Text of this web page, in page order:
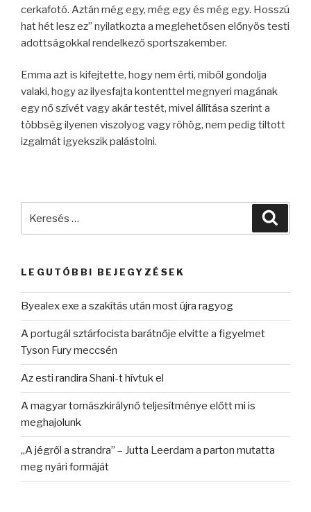
cerkafotó. Aztán még egy, még egy és még egy. Hosszú
hat hét lesz ez” nyilatkozta a meglehetősen előnyös testi
adottságokkal rendelkező sportszakember.
Emma azt is kifejtette, hogy nem érti, miből gondolja
valaki, hogy az ilyesfajta kontenttel megnyeri magának
egy nő szívét vagy akár testét, mivel állítása szerint a
többség ilyenen viszolyog vagy röhög, nem pedig tiltott
izgalmát igyekszik palástolni.
LEGUTÓBBI BEJEGYZÉSEK
Byealex exe a szakítás után most újra ragyog
A portugál sztárfocista barátnője elvitte a figyelmet
Tyson Fury meccsén
Az esti randira Shani-t hívtuk el
A magyar tornászkirálynő teljesítménye előtt mi is
meghajolunk
„A jégről a strandra” – Jutta Leerdam a parton mutatta
meg nyári formáját